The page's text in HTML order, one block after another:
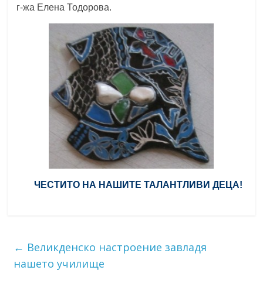
г-жа Елена Тодорова.
ЧЕСТИТО НА НАШИТЕ ТАЛАНТЛИВИ ДЕЦА!
← Великденско настроение завладя
нашето училище